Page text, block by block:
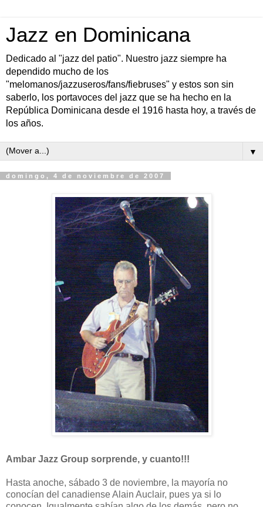
Jazz en Dominicana
Dedicado al "jazz del patio". Nuestro jazz siempre ha
dependido mucho de los
"melomanos/jazzuseros/fans/fiebruses" y estos son sin
saberlo, los portavoces del jazz que se ha hecho en la
República Dominicana desde el 1916 hasta hoy, a través de
los años.
▼
domingo, 4 de noviembre de 2007
Ambar Jazz Group sorprende, y cuanto!!!
Hasta anoche, sábado 3 de noviembre, la mayoría no
conocían del canadiense Alain Auclair, pues ya si lo